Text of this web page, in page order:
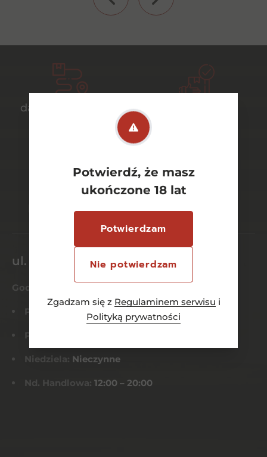
Potwierdź, że masz
ukończone 18 lat
Potwierdzam
Nie potwierdzam
Zgadzam się z Regulaminem serwisu i
Polityką prywatności
darmowa dostawa
bezpieczne
szeroki wybór
ul. Dworcowa 26/6
Godziny otwarcia
Pn-Czw: 8:00 – 21:00
Pt-Sob:
Niedziela: Nieczynne
Nd. Handlowa: 12:00 – 20:00